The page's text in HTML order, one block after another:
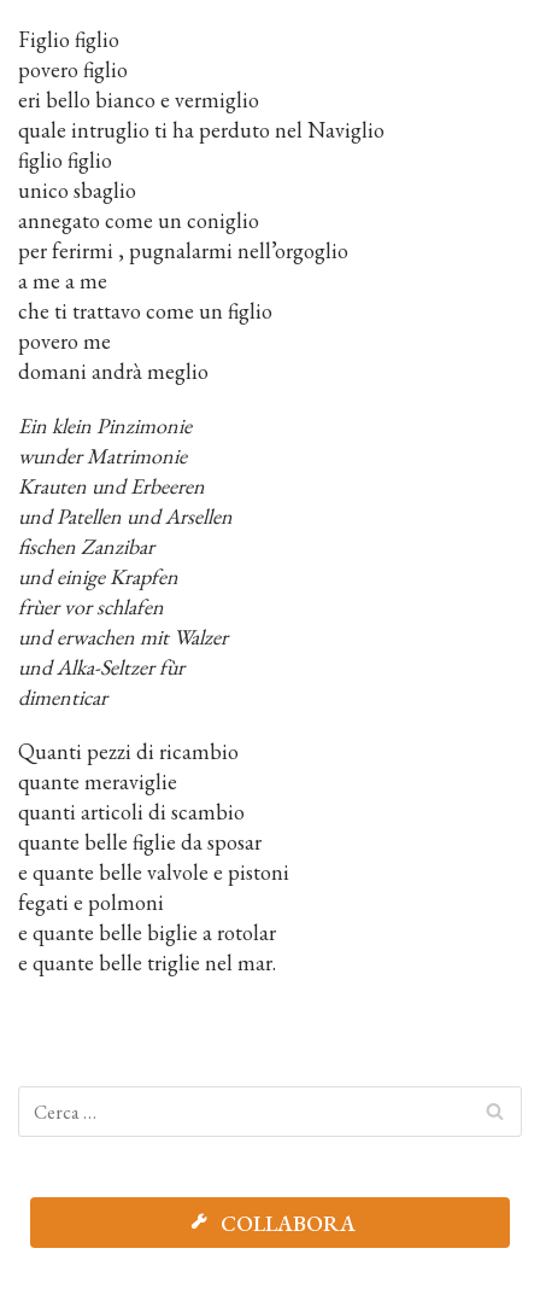
Figlio figlio
povero figlio
eri bello bianco e vermiglio
quale intruglio ti ha perduto nel Naviglio
figlio figlio
unico sbaglio
annegato come un coniglio
per ferirmi , pugnalarmi nell’orgoglio
a me a me
che ti trattavo come un figlio
povero me
domani andrà meglio
Ein klein Pinzimonie
wunder Matrimonie
Krauten und Erbeeren
und Patellen und Arsellen
fischen Zanzibar
und einige Krapfen
frùer vor schlafen
und erwachen mit Walzer
und Alka-Seltzer fùr
dimenticar
Quanti pezzi di ricambio
quante meraviglie
quanti articoli di scambio
quante belle figlie da sposar
e quante belle valvole e pistoni
fegati e polmoni
e quante belle biglie a rotolar
e quante belle triglie nel mar.
COLLABORA